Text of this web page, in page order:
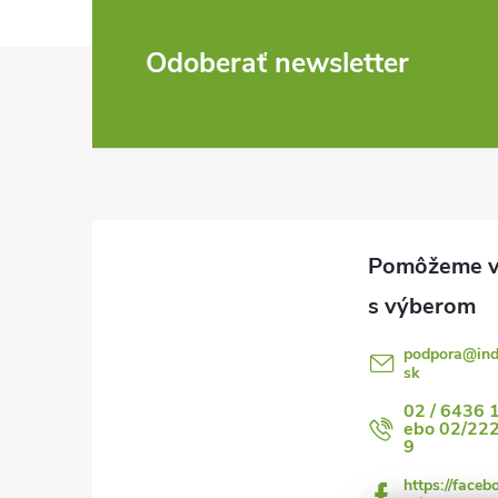
Odoberať newsletter
podpora@
sk
02 / 6436
ebo 02/
9
https://